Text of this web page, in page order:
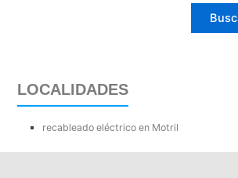
LOCALIDADES
recableado eléctrico en Motril